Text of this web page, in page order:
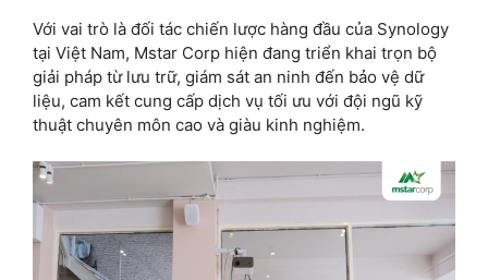
Với vai trò là đối tác chiến lược hàng đầu của Synology
tại Việt Nam, Mstar Corp hiện đang triển khai trọn bộ
giải pháp từ lưu trữ, giám sát an ninh đến bảo vệ dữ
liệu, cam kết cung cấp dịch vụ tối ưu với đội ngũ kỹ
thuật chuyên môn cao và giàu kinh nghiệm.